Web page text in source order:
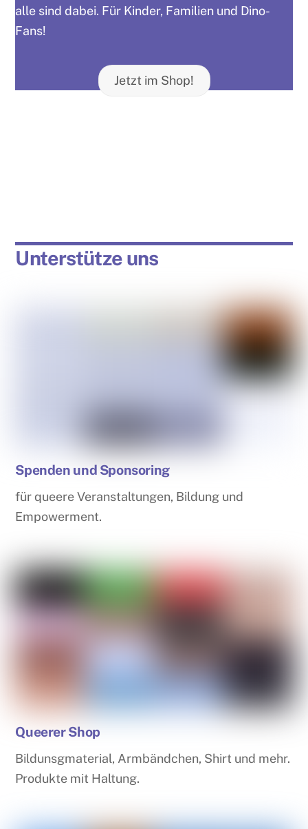
alle sind dabei. Für Kinder, Familien und Dino-
Fans!
Jetzt im Shop!
Unterstütze uns
Spenden und Sponsoring
für queere Veranstaltungen, Bildung und
Empowerment.
Queerer Shop
Bildunsgmaterial, Armbändchen, Shirt und mehr.
Produkte mit Haltung.